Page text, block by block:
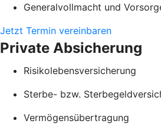
Generalvollmacht und
Jetzt Termin vereinbaren
Private Absicherung
Risikolebensversicherung
Sterbe- bzw.
Vermögensübertragung